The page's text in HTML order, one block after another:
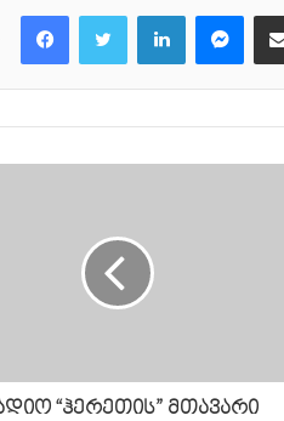
“ჰერეთის” მთავარი